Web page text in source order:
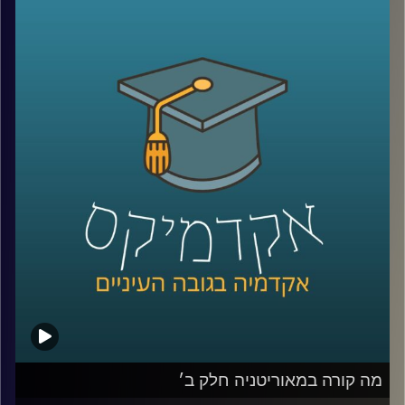
כן, בזמן שאנחנו מדברים על ביטחון לאומי, אנחנו מפסידים
בקרב אחר – על חיינו בכבישים.
רק השנה, 388 בני אדם נהרגו בתאונות דרכים, נתון שממצב
את שנת 2025 כאחת השנים הקטלניות ביותר בעשורים
האחרונים, עם עלייה של 6% לעומת השנה שעברה, ושיא שלילי
שלא נראה מאז 2005.
והנתון הקשה ביותר? אחד מכל ארבעה הרוגים הוא נהג צעיר,
כדי לדבר על זה באמת ולא רק על המספרים, אלא גם על
האנשים מאחוריהם, הגיעו היום לאולפן שני אורחים מעוררי
גלי שחר אפרת, מנכ״לית FORE לימודי חוץ, הכשרת מנהלים
ובית הספר להייטק וAI של Google ואוניברסיטת רייכמן,
שאיבדה את בתה שחר בת תשעה חודשים בתאונת דרכים,
מה קורה במאוריטניה חלק ב׳